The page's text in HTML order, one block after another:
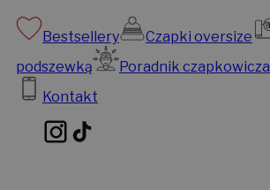
Bestsellery Czapki oversize
podszewką
Poradnik czapkowicza
Kontakt